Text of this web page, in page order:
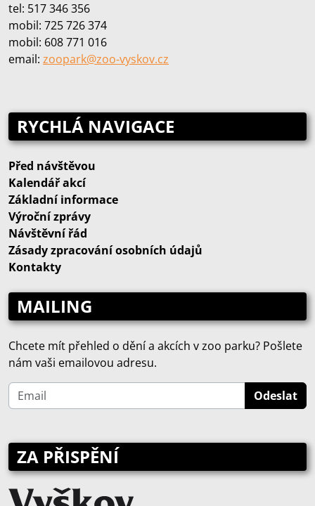
tel: 517 346 356
mobil: 725 726 374
mobil: 608 771 016
email: zoopark@zoo‑vyskov.cz
RYCHLÁ NAVIGACE
Před návštěvou
Kalendář akcí
Základní informace
Výroční zprávy
Návštěvní řád
Zásady zpracování osobních údajů
Kontakty
MAILING
Chcete mít přehled o dění a akcích v zoo parku? Pošlete
nám vaši emailovou adresu.
ZA PŘISPĚNÍ